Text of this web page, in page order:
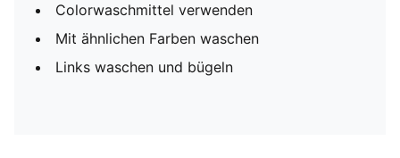
Colorwaschmittel verwenden
Mit ähnlichen Farben waschen
Links waschen und bügeln